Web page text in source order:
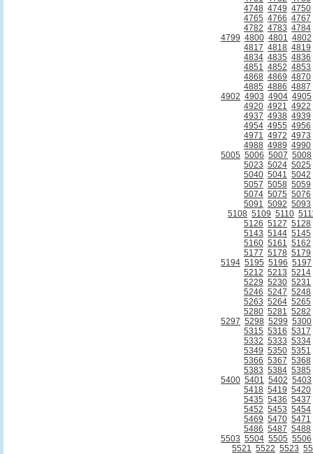
4748 4749 4750
4765 4766 4767
4782 4783 4784
4799 4800 4801 4802
4817 4818 4819
4834 4835 4836
4851 4852 4853
4868 4869 4870
4885 4886 4887
4902 4903 4904 4905
4920 4921 4922
4937 4938 4939
4954 4955 4956
4971 4972 4973
4988 4989 4990
5005 5006 5007 5008
5023 5024 5025
5040 5041 5042
5057 5058 5059
5074 5075 5076
5091 5092 5093
5108 5109 5110
5126 5127 5128
5143 5144 5145
5160 5161 5162
5177 5178 5179
5194 5195 5196 5197
5212 5213 5214
5229 5230 5231
5246 5247 5248
5263 5264 5265
5280 5281 5282
5297 5298 5299 5300
5315 5316 5317
5332 5333 5334
5349 5350 5351
5366 5367 5368
5383 5384 5385
5400 5401 5402 5403
5418 5419 5420
5435 5436 5437
5452 5453 5454
5469 5470 5471
5486 5487 5488
5503 5504 5505 5506
5521 5522 5523